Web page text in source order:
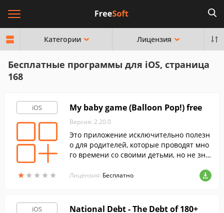
Категории Лицензия
Бесплатные программы для iOS, страница
168
iOS
★ ★ ★ ★ ★
★ ★ ★ ★ ★
My baby game (Balloon Pop!) free
Версия: 2.20.0
Это приложение исключительно полезн
о для родителей, которые проводят мно
го времени со своими детьми, но не зна
айте Шарики вместе с ребенком!
Лицензия: Бесплатно
iOS
National Debt - The Debt of 180+